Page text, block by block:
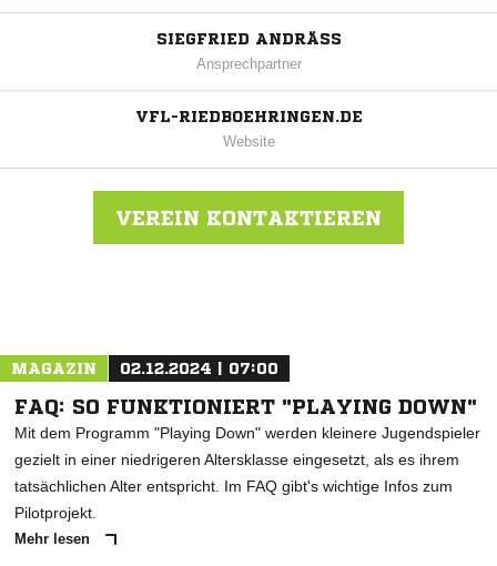
SIEGFRIED ANDRÄSS
Ansprechpartner
VFL-RIEDBOEHRINGEN.DE
Website
VEREIN KONTAKTIEREN
MAGAZIN 02.12.2024 | 07:00
FAQ: SO FUNKTIONIERT "PLAYING DOWN"
Mit dem Programm "Playing Down" werden kleinere Jugendspieler
gezielt in einer niedrigeren Altersklasse eingesetzt, als es ihrem
tatsächlichen Alter entspricht. Im FAQ gibt's wichtige Infos zum
Pilotprojekt.
Mehr lesen